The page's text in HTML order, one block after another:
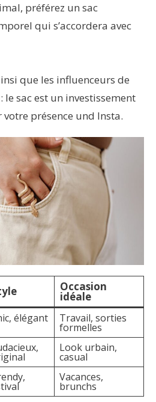
préférez un sac
qui s’accordera avec
que les influenceurs de
le sac est un investissement
présence und Insta.
Occasion
idéale
élégant Travail, sorties
formelles
Look urbain,
casual
Vacances,
brunchs